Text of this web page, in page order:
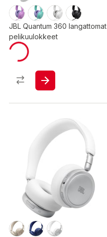
JBL Quantum 360 langattomat
pelikuulokkeet